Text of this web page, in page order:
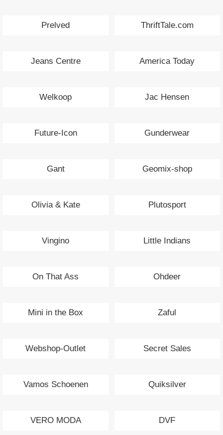
Prelved ThriftTale.com
Jeans Centre America Today
Welkoop Jac Hensen
Future-Icon Gunderwear
Gant Geomix-shop
Olivia & Kate Plutosport
Vingino Little Indians
On That Ass Ohdeer
Mini in the Box Zaful
Webshop-Outlet Secret Sales
Vamos Schoenen Quiksilver
VERO MODA DVF